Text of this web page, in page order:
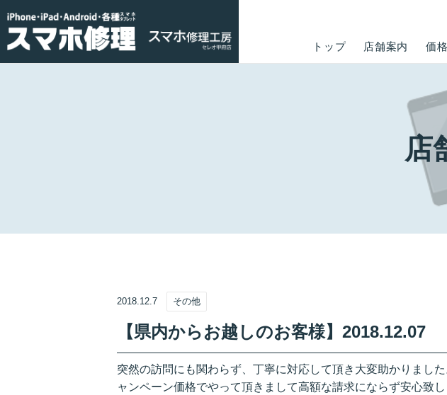
トップ 店舗案内 価
店
2018.12.7 その他
【県内からお越しのお客様】2018.12.07
突然の訪問にも関わらず、丁寧に対応して頂き大変助かりまし
ャンペーン価格でやって頂きまして高額な請求にならず安心致